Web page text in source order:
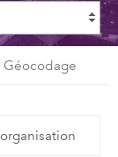
Géocodage